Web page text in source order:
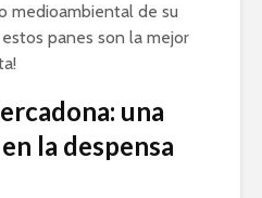
medioambiental de su
panes son la mejor
una
la despensa